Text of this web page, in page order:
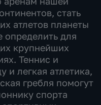
стать
атлетов планеты
определить для
крупнейших
Теннис и
легкая атлетика,
гребля помогут
спорта